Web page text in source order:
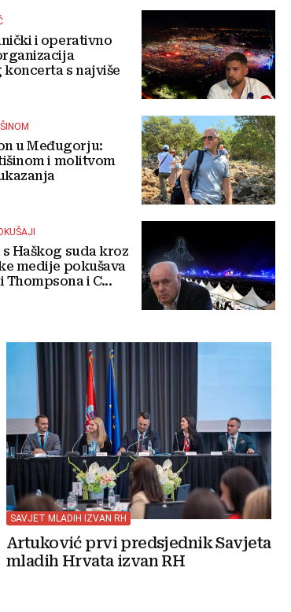
i operativno
koncerta s najviše
u Međugorju:
i molitvom
Haškog suda kroz
medije pokušava
Thompsona i C...
SAVJET MLADIH IZVAN RH
Artuković prvi predsjednik Savjeta
mladih Hrvata izvan RH